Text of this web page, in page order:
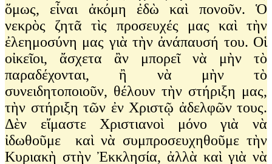
ὅμως, εἶναι ἀκόμη ἐδὼ καὶ πονοῦν. Ὁ
νεκρὸς ζητᾶ τὶς προσευχές μας καὶ τὴν
ἐλεημοσύνη μας γιὰ τὴν ἀνάπαυσή του. Οἱ
οἰκεῖοι, ἄσχετα ἂν μπορεῖ νὰ μὴν τὸ
παραδέχονται, ἢ νὰ μὴν τὸ
συνειδητοποιοῦν, θέλουν τὴν στήριξη μας,
τὴν στήριξη τῶν ἐν Χριστῷ ἀδελφῶν τους.
Δὲν εἴμαστε Χριστιανοὶ μόνο γιὰ νὰ
ἰδωθοῦμε καὶ νὰ συμπροσευχηθοῦμε τὴν
Κυριακὴ στὴν Ἐκκλησία, ἀλλὰ καὶ γιὰ νὰ